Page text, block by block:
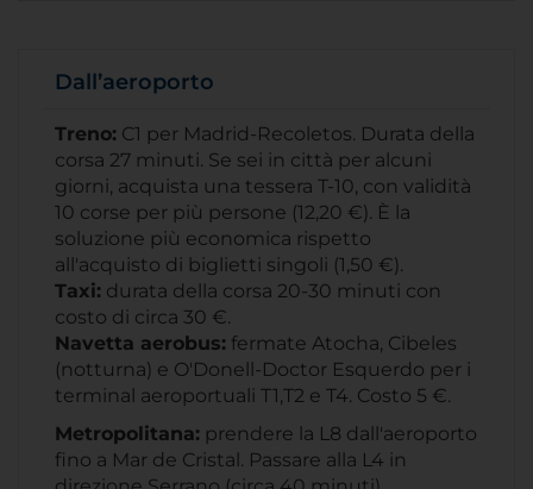
Dall’aeroporto
Treno: C1 per Madrid-Recoletos. Durata della
corsa 27 minuti. Se sei in città per alcuni
giorni, acquista una tessera T-10, con validità
10 corse per più persone (12,20 €). È la
soluzione più economica rispetto
all'acquisto di biglietti singoli (1,50 €).
Taxi: durata della corsa 20-30 minuti con
costo di circa 30 €.
Navetta aerobus: fermate Atocha, Cibeles
(notturna) e O'Donell-Doctor Esquerdo per i
terminal aeroportuali T1,T2 e T4. Costo 5 €.
Metropolitana: prendere la L8 dall'aeroporto
fino a Mar de Cristal. Passare alla L4 in